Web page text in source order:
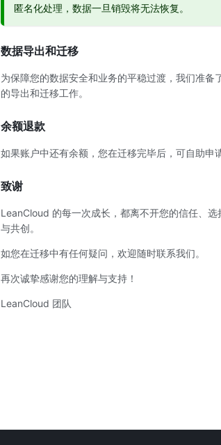
匿名化处理，数据一旦销毁将无法恢复。
数据导出和迁移
为保障您的数据安全和业务的平稳过渡，我们准备
的导出和迁移工作。
余额退款
如果账户中还有余额，您在迁移完毕后，可自助申
致谢
LeanCloud 的每一次成长，都离不开您的信任、
与共创。
如您在迁移中有任何疑问，欢迎随时联系我们。
再次诚挚感谢您的理解与支持！
LeanCloud 团队